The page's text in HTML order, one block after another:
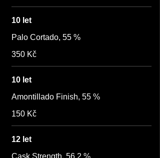
10 let
Palo Cortado, 55 %
350 Kč
10 let
Amontillado Finish, 55 %
150 Kč
12 let
Cask Strength, 56,2 %